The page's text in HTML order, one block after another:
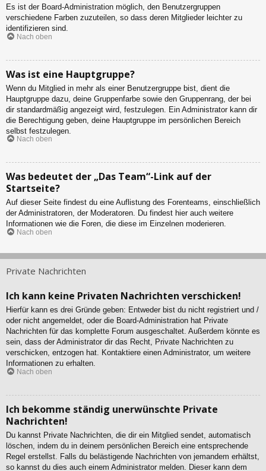
Es ist der Board-Administration möglich, den Benutzergruppen
verschiedene Farben zuzuteilen, so dass deren Mitglieder leichter zu
identifizieren sind.
Nach oben
Was ist eine Hauptgruppe?
Wenn du Mitglied in mehr als einer Benutzergruppe bist, dient die
Hauptgruppe dazu, deine Gruppenfarbe sowie den Gruppenrang, der bei
dir standardmäßig angezeigt wird, festzulegen. Ein Administrator kann dir
die Berechtigung geben, deine Hauptgruppe im persönlichen Bereich
selbst festzulegen.
Nach oben
Was bedeutet der „Das Team“-Link auf der
Startseite?
Auf dieser Seite findest du eine Auflistung des Forenteams, einschließlich
der Administratoren, der Moderatoren. Du findest hier auch weitere
Informationen wie die Foren, die diese im Einzelnen moderieren.
Nach oben
Private Nachrichten
Ich kann keine Privaten Nachrichten verschicken!
Hierfür kann es drei Gründe geben: Entweder bist du nicht registriert und /
oder nicht angemeldet, oder die Board-Administration hat Private
Nachrichten für das komplette Forum ausgeschaltet. Außerdem könnte es
sein, dass der Administrator dir das Recht, Private Nachrichten zu
verschicken, entzogen hat. Kontaktiere einen Administrator, um weitere
Informationen zu erhalten.
Nach oben
Ich bekomme ständig unerwünschte Private
Nachrichten!
Du kannst Private Nachrichten, die dir ein Mitglied sendet, automatisch
löschen, indem du in deinem persönlichen Bereich eine entsprechende
Regel erstellst. Falls du belästigende Nachrichten von jemandem erhältst,
so kannst du dies auch einem Administrator melden. Dieser kann dem